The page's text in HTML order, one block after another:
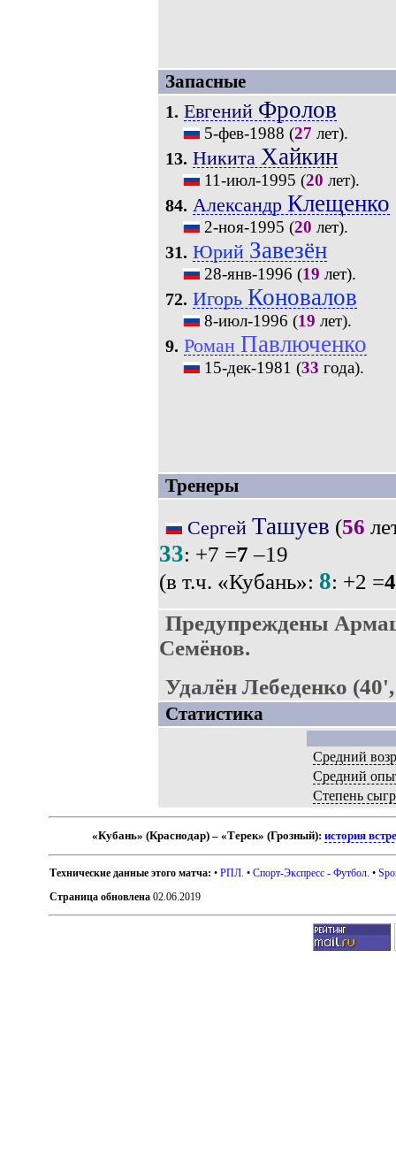
Запасные
1. Евгений Фролов
5-фев-1988 (27 лет).
13. Никита Хайкин
11-июл-1995 (20 лет).
84. Александр Клещенко
2-ноя-1995 (20 лет).
31. Юрий Завезён
28-янв-1996 (19 лет).
72. Игорь Коновалов
8-июл-1996 (19 лет).
9. Роман Павлюченко
15-дек-1981 (33 года).
Тренеры
Сергей Ташуев (56
33: +7 =7 –19
(в т.ч. «Кубань»: 8: +2 =4
Предупреждены
Семёнов.
Удалён Лебеденко
Статистика
Средний
Средний
Степень
«Кубань» (Краснодар) – «Терек» (Грозный):история
Технические данные этого матча: •РПЛ . •Спорт-Экспресс - Футбол . •
Страница обновлена 02.06.2019